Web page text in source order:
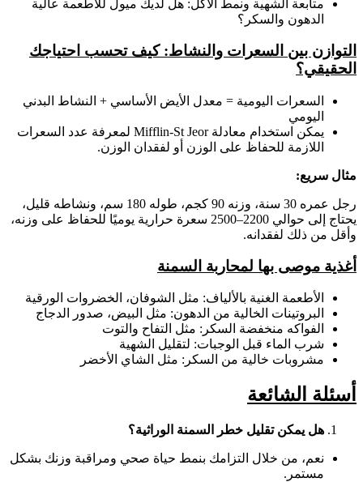
متابعة الشهية ونمط الأكل: هل لديك ميول للأطعمة عالية
الدهون والسكر؟
التوازن بين السعرات والنشاط: كيف تحسب احتياجك
الحقيقي؟
السعرات اليومية = معدل الأيض الأساسي + النشاط البدني
اليومي
يمكن استخدام معادلة Mifflin-St Jeor لمعرفة عدد السعرات
اللازمة للحفاظ على الوزن أو لفقدان الوزن.
مثال سريع:
رجل عمره 30 سنة، وزنه 90 كجم، طوله 180 سم، ونشاطه قليل،
يحتاج إلى حوالي 2200–2500 سعرة حرارية يوميًا للحفاظ على وزنه،
وأقل من ذلك لفقدانه.
أغذية موصى بها لمحاربة السمنة
الأطعمة الغنية بالألياف: مثل الشوفان، الخضروات الورقية
البروتينات الخالية من الدهون: مثل البيض، صدور الدجاج
الفواكه منخفضة السكر: مثل التفاح والتوت
شرب الماء قبل الوجبات: لتقليل الشهية
مشروبات خالية من السكر: مثل الشاي الأخضر
أسئلة الشائعة
هل يمكن تقليل خطر السمنة الوراثية؟
نعم، من خلال التزامك بنمط حياة صحي ومراقبة وزنك بشكل
مستمر.